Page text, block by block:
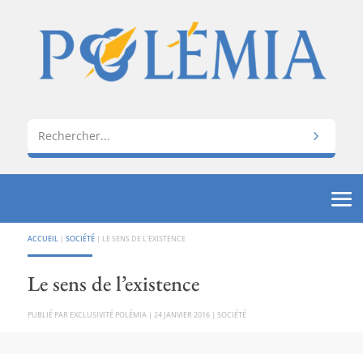
ACCUEIL | SOCIÉTÉ| LE SENS DE L’EXISTENCE
Le sens de l’existence
PAR EXCLUSIVITÉ POLÉMIA | 24 JANVIER 2016| SOCIÉTÉ